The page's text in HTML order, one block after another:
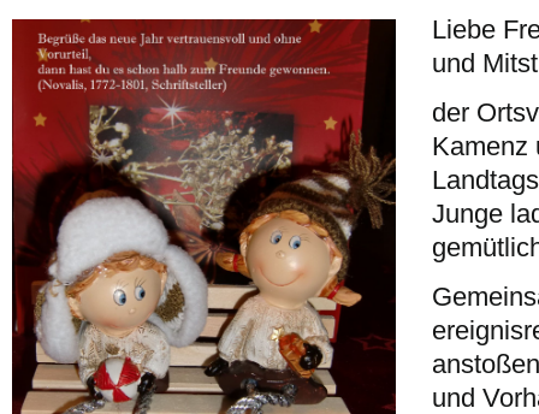
Liebe
und
der
Kamenz
Junge
und